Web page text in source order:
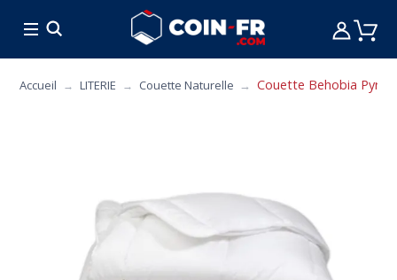
CUISINE MOBILIER
Accueil LITERIE Couette Naturelle Couette Behobia